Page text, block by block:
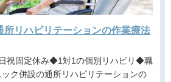
所リハビリテーションの作業療法
ク併設の通所リハビリテーションの